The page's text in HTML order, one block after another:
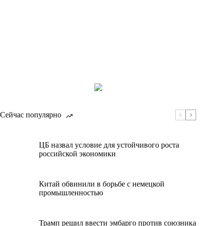
Сейчас популярно
ЦБ назвал условие для устойчивого роста
российской экономики
Китай обвинили в борьбе с немецкой
промышленностью
Трамп решил ввести эмбарго против союзника